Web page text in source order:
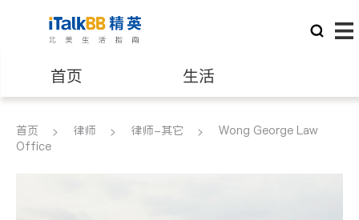
首页 生活
医生 律师
首页 律师 律师-其它
Wong George Law
Office